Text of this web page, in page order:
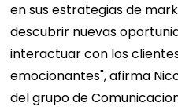
en sus estrategias de
descubrir nuevas
interactuar con los
emocionantes", afirma
del grupo de